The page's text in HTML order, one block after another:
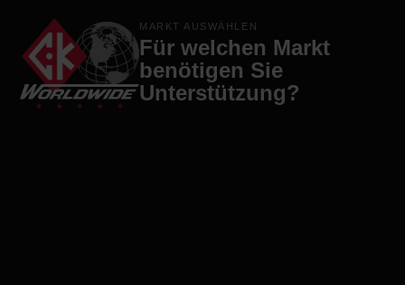
Produkte Marken Firma Kontakt
MARKT AUSWÄHLEN
Für welchen Markt
benötigen Sie
Unterstützung?